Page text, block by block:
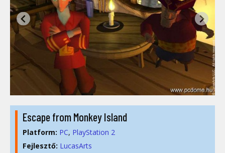
Escape from Monkey Island
Platform: PC PlayStation 2
Fejlesztő: LucasArts